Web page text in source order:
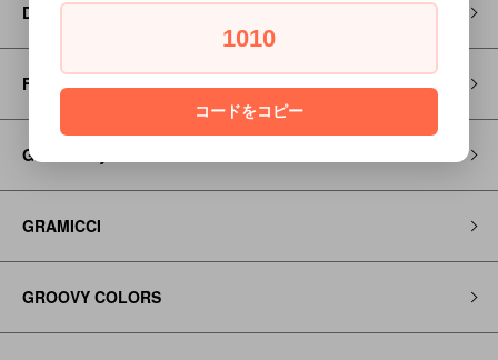
Dr MARTENS
FITH
Go to Hollywood
GRAMICCI
GROOVY COLORS
1010
コードをコピー